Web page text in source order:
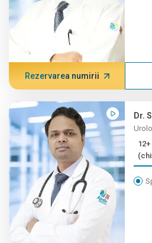
Rezervarea numirii
Dr.